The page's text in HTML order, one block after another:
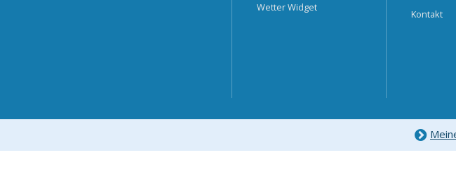
Wetter Widget
Kontakt